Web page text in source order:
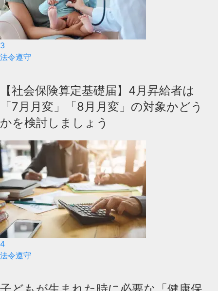
3
法令遵守
【社会保険算定基礎届】4月昇給者は
「7月月変」「8月月変」の対象かどう
かを検討しましょう
4
法令遵守